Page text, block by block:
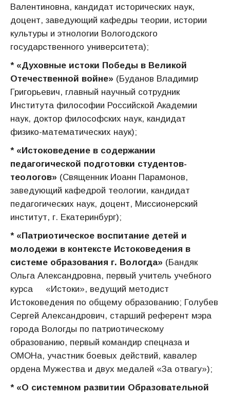
Валентиновна, кандидат исторических наук,
доцент, заведующий кафедры теории, истории
культуры и этнологии Вологодского
государственного университета);
* «Духовные истоки Победы в Великой
Отечественной войне» (Буданов Владимир
Григорьевич, главный научный сотрудник
Института философии Российской Академии
наук, доктор философских наук, кандидат
физико-математических наук);
* «Истоковедение в содержании
педагогической подготовки студентов-
теологов» (Священник Иоанн Парамонов,
заведующий кафедрой теологии, кандидат
педагогических наук, доцент, Миссионерский
институт, г. Екатеринбург);
* «Патриотическое воспитание детей и
молодежи в контексте Истоковедения в
системе образования г. Вологда» (Бандяк
Ольга Александровна, первый учитель учебного
курса «Истоки», ведущий методист
Истоковедения по общему образованию; Голубев
Сергей Александрович, старший референт мэра
города Вологды по патриотическому
образованию, первый командир спецназа и
ОМОНа, участник боевых действий, кавалер
ордена Мужества и двух медалей «За отвагу»);
* «О системном развитии Образовательной